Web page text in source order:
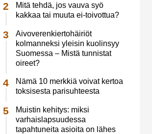
Mitä tehdä, jos vauva syö
kakkaa tai muuta ei-toivottua?
Aivoverenkiertohäiriöt
kolmanneksi yleisin kuolinsyy
Suomessa – Mistä tunnistat
oireet?
Nämä 10 merkkiä voivat kertoa
toksisesta parisuhteesta
Muistin kehitys: miksi
varhaislapsuudessa
tapahtuneita asioita on lähes